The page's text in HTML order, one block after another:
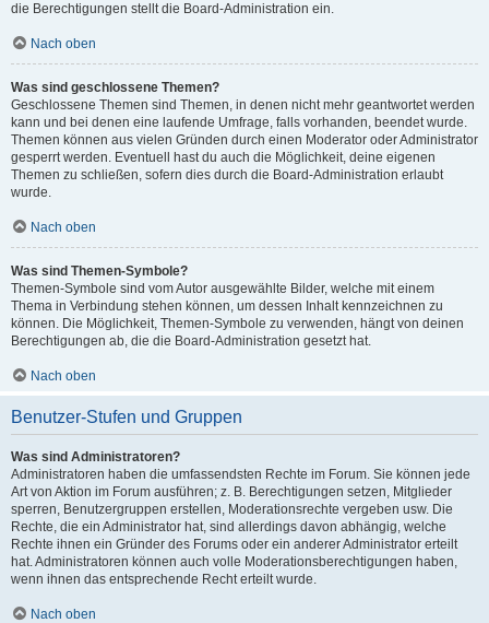
die Berechtigungen stellt die Board-Administration ein.
Nach oben
Was sind geschlossene Themen?
Geschlossene Themen sind Themen, in denen nicht mehr geantwortet werden
kann und bei denen eine laufende Umfrage, falls vorhanden, beendet wurde.
Themen können aus vielen Gründen durch einen Moderator oder Administrator
gesperrt werden. Eventuell hast du auch die Möglichkeit, deine eigenen
Themen zu schließen, sofern dies durch die Board-Administration erlaubt
wurde.
Nach oben
Was sind Themen-Symbole?
Themen-Symbole sind vom Autor ausgewählte Bilder, welche mit einem
Thema in Verbindung stehen können, um dessen Inhalt kennzeichnen zu
können. Die Möglichkeit, Themen-Symbole zu verwenden, hängt von deinen
Berechtigungen ab, die die Board-Administration gesetzt hat.
Nach oben
Benutzer-Stufen und Gruppen
Was sind Administratoren?
Administratoren haben die umfassendsten Rechte im Forum. Sie können jede
Art von Aktion im Forum ausführen; z. B. Berechtigungen setzen, Mitglieder
sperren, Benutzergruppen erstellen, Moderationsrechte vergeben usw. Die
Rechte, die ein Administrator hat, sind allerdings davon abhängig, welche
Rechte ihnen ein Gründer des Forums oder ein anderer Administrator erteilt
hat. Administratoren können auch volle Moderationsberechtigungen haben,
wenn ihnen das entsprechende Recht erteilt wurde.
Nach oben